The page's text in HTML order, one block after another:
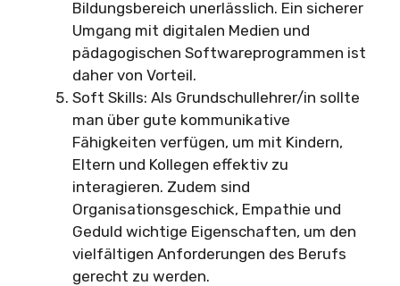
Bildungsbereich unerlässlich. Ein sicherer
Umgang mit digitalen Medien und
pädagogischen Softwareprogrammen ist
daher von Vorteil.
Soft Skills: Als Grundschullehrer/in sollte
man über gute kommunikative
Fähigkeiten verfügen, um mit Kindern,
Eltern und Kollegen effektiv zu
interagieren. Zudem sind
Organisationsgeschick, Empathie und
Geduld wichtige Eigenschaften, um den
vielfältigen Anforderungen des Berufs
gerecht zu werden.